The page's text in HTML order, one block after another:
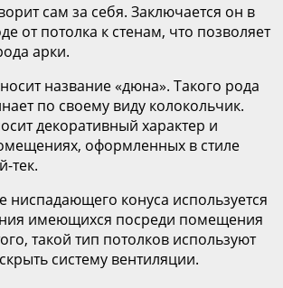
сам за себя. Заключается он в
от потолка к стенам, что позволяет
арки.
название «дюна». Такого рода
по своему виду колокольчик.
декоративный характер и
оформленных в стиле
тек.
ниспадающего конуса используется
имеющихся посреди помещения
такой тип потолков используют
систему вентиляции.